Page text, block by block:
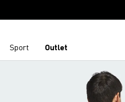
Sport Outlet